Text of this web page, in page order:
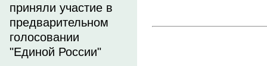
приняли участие в
предварительном
голосовании
"Единой России"